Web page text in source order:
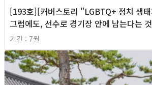
[193호][커버스토리 "LGBTQ+ 정치 생
그럼에도, 선수로 경기장 안에 남는다는 것
기간 : 7월